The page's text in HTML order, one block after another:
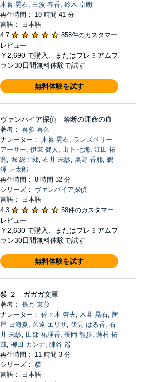
木暮 晃石, 三波 春香, 鈴木 卓朗
再生時間： 10 時間 41 分
言語： 日本語
4.7
858件のカスタマー
レビュー
￥2,690 で購入、またはプレミアムプ
ラン30日間無料体験で試す
無料体験を試す
ヴァンパイア探偵 禁断の運命の血
著者： 喜多 喜久
ナレーター： 木暮 晃石, ランズベリー
アーサー, 伊東 健人 , 山下 七海, 江田 拓
寛, 堀 総士郎, 石井 未紗, 奥野 香耶, 鵜
澤 正太郎
再生時間： 8 時間 32 分
シリーズ： ヴァンパイア探偵
言語： 日本語
4.3
58件のカスタマー
レビュー
￥2,630 で購入、またはプレミアムプ
ラン30日間無料体験で試す
無料体験を試す
貘 ２ ガガガ文庫
著者： 長月 東葭
ナレーター： 佐々木 啓夫, 木暮 晃石, 茜
屋 日海夏, 久遠 エリサ, 伏見 はる香, 石
井 未紗, 田部 祐理香, 長岡 龍歩, 蒔村 拓
哉, 柳田 カンナ, 陣谷 遥
再生時間： 11 時間 3 分
シリーズ： 貘
言語： 日本語